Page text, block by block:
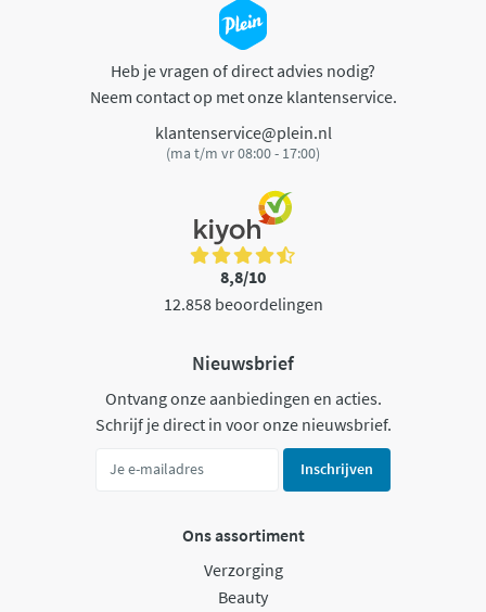
Heb je vragen of direct advies nodig?
Neem contact op met onze klantenservice.
klantenservice@plein.nl
(ma t/m vr 08:00 - 17:00)
8,8/10
12.858 beoordelingen
Nieuwsbrief
Ontvang onze aanbiedingen en acties.
Schrijf je direct in voor onze nieuwsbrief.
Inschrijven
Ons assortiment
Verzorging
Beauty